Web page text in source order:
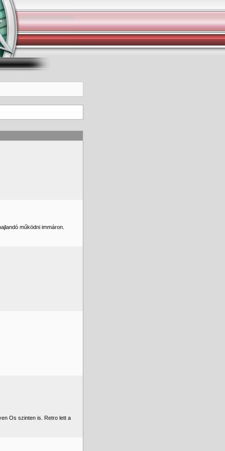
működni immáron.
Os szinten is. Retro lett a